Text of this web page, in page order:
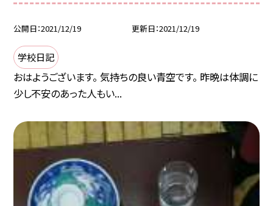
公開日 2021/12/19 更新日 2021/12/19
学校日記
おはようございます。 気持ちの良い青空です。 昨晩は体調に
少し不安のあった人もい...